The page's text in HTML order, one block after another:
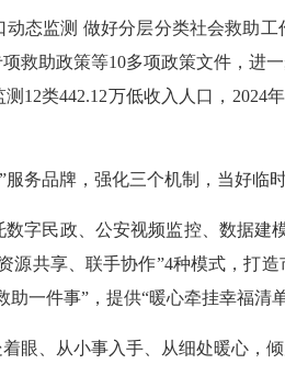
监测 做好分层分类社会救助工
救助政策等10多项政策文件，进
12类442.12万低收入人口，
务品牌，强化三个机制，当好
民政、公安视频监控、数据建
源共享、联手协作”4种模式，打
助一件事”，提供“暖心牵挂幸福
眼、从小事入手、从细处暖心，